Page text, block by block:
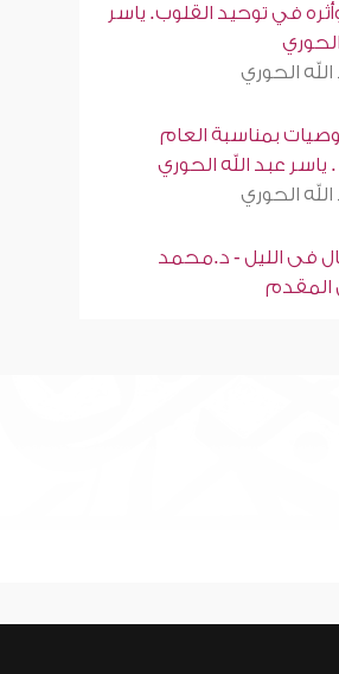
في توحيد القلوب. ياسر
الحوري
بمناسبة العام
ياسر عبد الله الحوري
الحوري
فى الليل - د.محمد
المقدم